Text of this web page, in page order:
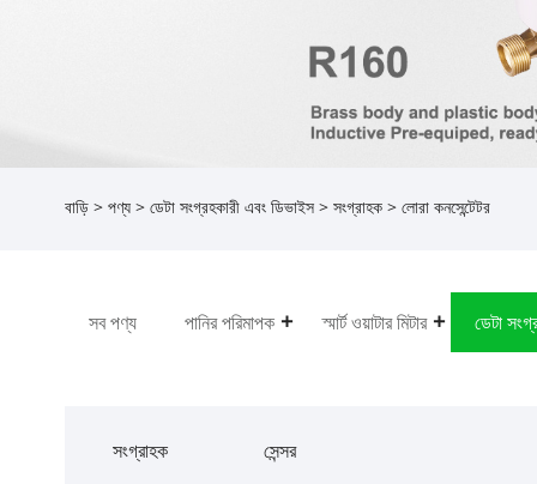
বাড়ি > পণ্য> ডেটা সংগ্রহকারী এবং ডিভাইস> সংগ্রাহক> লোরা কনসেন্টেটর
সব পণ্য পানির পরিমাপক স্মার্ট ওয়াটার মিটার ডেটা
সংগ্রাহক সেন্সর